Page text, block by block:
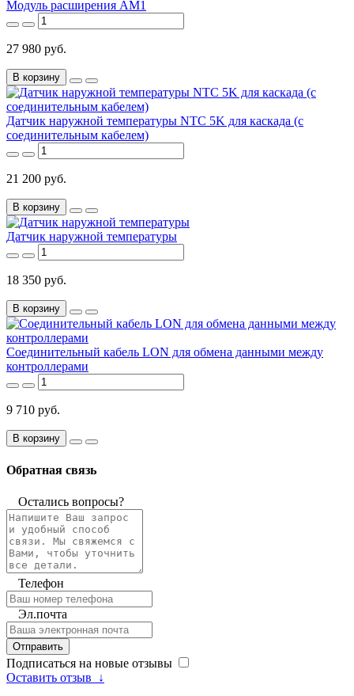
Модуль расширения AM1
27 980 руб.
В корзину
Датчик наружной температуры NTC 5K для каскада (с
соединительным кабелем)
21 200 руб.
В корзину
Датчик наружной температуры
18 350 руб.
В корзину
Соединительный кабель LON для обмена данными между
контроллерами
9 710 руб.
В корзину
Обратная связь
Остались вопросы?
Телефон
Эл.почта
Отправить
Подписаться на новые отзывы
Оставить отзыв
↓